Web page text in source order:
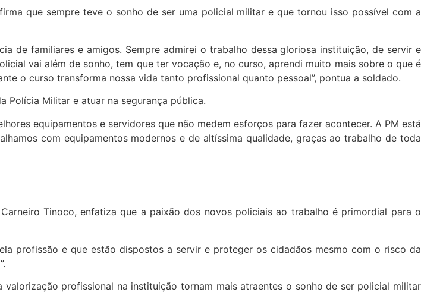
que sempre teve o sonho de ser uma policial militar e que tornou isso possível com a
de familiares e amigos. Sempre admirei o trabalho dessa gloriosa instituição, de servir e
vai além de sonho, tem que ter vocação e, no curso, aprendi muito mais sobre o que é
o curso transforma nossa vida tanto profissional quanto pessoal”, pontua a soldado.
Polícia Militar e atuar na segurança pública.
equipamentos e servidores que não medem esforços para fazer acontecer. A PM está
com equipamentos modernos e de altíssima qualidade, graças ao trabalho de toda
Tinoco, enfatiza que a paixão dos novos policiais ao trabalho é primordial para o
profissão e que estão dispostos a servir e proteger os cidadãos mesmo com o risco da
profissional na instituição tornam mais atraentes o sonho de ser policial militar